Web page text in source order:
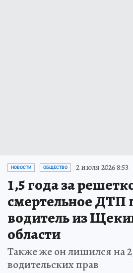
НОВОСТИ ОБЩЕСТВО 2 июля 2026 8:53
1,5 года за
смертельное ДТП
водитель из
области
Также же он лишился на
водительских прав